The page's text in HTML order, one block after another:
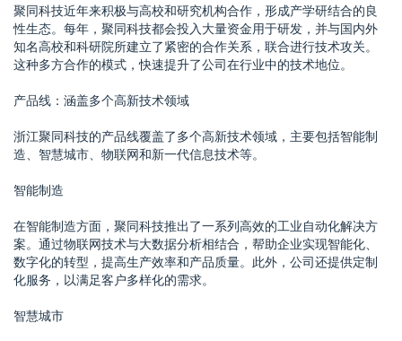
聚同科技近年来积极与高校和研究机构合作，形成产学研结合的良
性生态。每年，聚同科技都会投入大量资金用于研发，并与国内外
知名高校和科研院所建立了紧密的合作关系，联合进行技术攻关。
这种多方合作的模式，快速提升了公司在行业中的技术地位。
产品线：涵盖多个高新技术领域
浙江聚同科技的产品线覆盖了多个高新技术领域，主要包括智能制
造、智慧城市、物联网和新一代信息技术等。
智能制造
在智能制造方面，聚同科技推出了一系列高效的工业自动化解决方
案。通过物联网技术与大数据分析相结合，帮助企业实现智能化、
数字化的转型，提高生产效率和产品质量。此外，公司还提供定制
化服务，以满足客户多样化的需求。
智慧城市